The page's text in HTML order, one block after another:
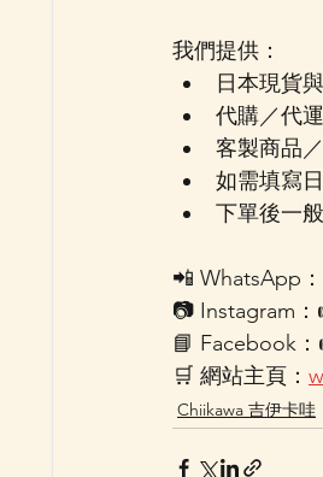
我們提供：
日本現貨
代購／代
客製商品
如需填寫
下單後一
📲 WhatsApp
📷 Instagram
📘 Facebook
🛒 網站主頁：
Chiikawa 吉伊卡哇